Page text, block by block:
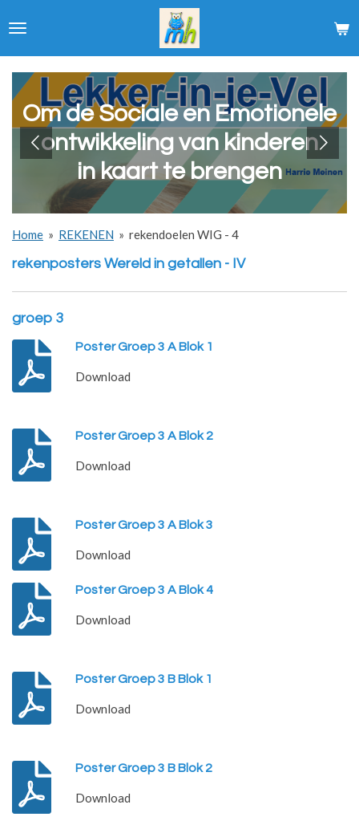
direct
hoofdinhoud
Om de Sociale en Emotionele
ontwikkeling van kinderen
in kaart te brengen
Home » REKENEN » rekendoelen WIG - 4
rekenposters Wereld in getallen - IV
groep 3
Poster Groep 3 A Blok 1
Download
Poster Groep 3 A Blok 2
Download
Poster Groep 3 A Blok 3
Download
Poster Groep 3 A Blok 4
Download
Poster Groep 3 B Blok 1
Download
Poster Groep 3 B Blok 2
Download